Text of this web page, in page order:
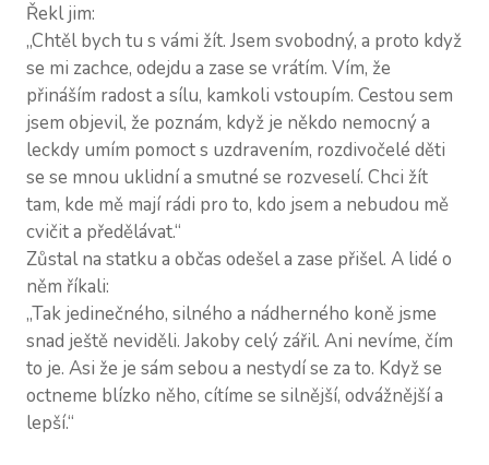
Řekl jim:
„Chtěl bych tu s vámi žít. Jsem svobodný, a proto když
se mi zachce, odejdu a zase se vrátím. Vím, že
přináším radost a sílu, kamkoli vstoupím. Cestou sem
jsem objevil, že poznám, když je někdo nemocný a
leckdy umím pomoct s uzdravením, rozdivočelé děti
se se mnou uklidní a smutné se rozveselí. Chci žít
tam, kde mě mají rádi pro to, kdo jsem a nebudou mě
cvičit a předělávat.“
Zůstal na statku a občas odešel a zase přišel. A lidé o
něm říkali:
„Tak jedinečného, silného a nádherného koně jsme
snad ještě neviděli. Jakoby celý zářil. Ani nevíme, čím
to je. Asi že je sám sebou a nestydí se za to. Když se
octneme blízko něho, cítíme se silnější, odvážnější a
lepší.“